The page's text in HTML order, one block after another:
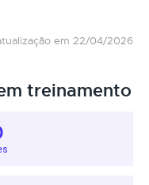
em 22/04/2026
treinamento